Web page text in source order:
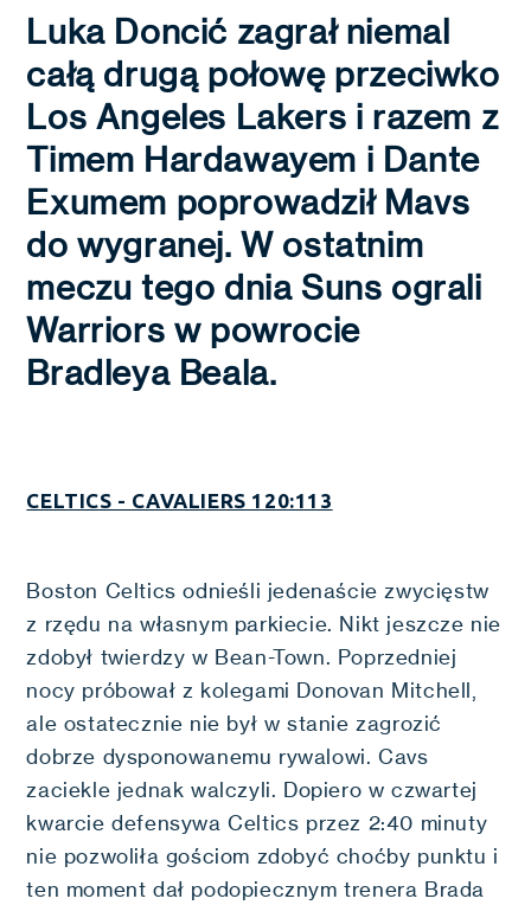
Luka Doncić zagrał niemal
całą drugą połowę przeciwko
Los Angeles Lakers i razem z
Timem Hardawayem i Dante
Exumem poprowadził Mavs
do wygranej. W ostatnim
meczu tego dnia Suns ograli
Warriors w powrocie
Bradleya Beala.
CELTICS - CAVALIERS 120:113
Boston Celtics odnieśli jedenaście zwycięstw
z rzędu na własnym parkiecie. Nikt jeszcze nie
zdobył twierdzy w Bean-Town. Poprzedniej
nocy próbował z kolegami Donovan Mitchell,
ale ostatecznie nie był w stanie zagrozić
dobrze dysponowanemu rywalowi. Cavs
zaciekle jednak walczyli. Dopiero w czwartej
kwarcie defensywa Celtics przez 2:40 minuty
nie pozwoliła gościom zdobyć choćby punktu i
ten moment dał podopiecznym trenera Brada